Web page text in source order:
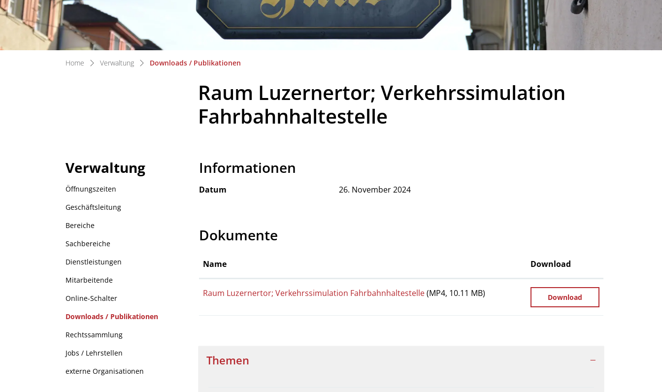
Home Verwaltung Downloads / Publikationen
Raum Luzernertor; Verkehrssimulation
Fahrbahnhaltestelle
Verwaltung
Öffnungszeiten
Geschäftsleitung
Bereiche
Sachbereiche
Dienstleistungen
Mitarbeitende
Online-Schalter
Downloads / Publikationen
(ausgewählt)
Rechtssammlung
Jobs / Lehrstellen
externe Organisationen
Informationen
Datum 26. November 2024
Dokumente
Name Download
Raum Luzernertor; Verkehrssimulation Fahrbahnhaltestelle(MP4, 10.11 MB) Download
Zugehörige Objekte
Themen